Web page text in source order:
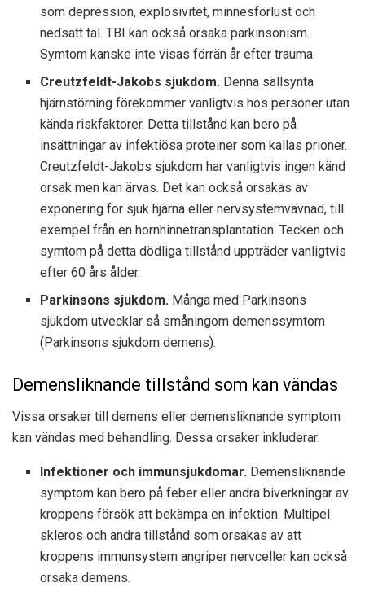
som depression, explosivitet, minnesförlust och
nedsatt tal. TBI kan också orsaka parkinsonism.
Symtom kanske inte visas förrän år efter trauma.
Creutzfeldt-Jakobs sjukdom. Denna sällsynta
hjärnstörning förekommer vanligtvis hos personer utan
kända riskfaktorer. Detta tillstånd kan bero på
insättningar av infektiösa proteiner som kallas prioner.
Creutzfeldt-Jakobs sjukdom har vanligtvis ingen känd
orsak men kan ärvas. Det kan också orsakas av
exponering för sjuk hjärna eller nervsystemvävnad, till
exempel från en hornhinnetransplantation. Tecken och
symtom på detta dödliga tillstånd uppträder vanligtvis
efter 60 års ålder.
Parkinsons sjukdom. Många med Parkinsons
sjukdom utvecklar så småningom demenssymtom
(Parkinsons sjukdom demens).
Demensliknande tillstånd som kan vändas
Vissa orsaker till demens eller demensliknande symptom
kan vändas med behandling. Dessa orsaker inkluderar:
Infektioner och immunsjukdomar. Demensliknande
symptom kan bero på feber eller andra biverkningar av
kroppens försök att bekämpa en infektion. Multipel
skleros och andra tillstånd som orsakas av att
kroppens immunsystem angriper nervceller kan också
orsaka demens.